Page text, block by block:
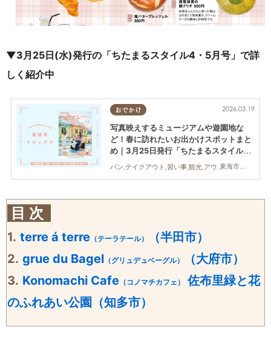
▼3月25日(水)発行の「ちたまるスタイル4・5月号」で詳
しく紹介中
おでかけ
東海市,大府市,知多市,東浦町,阿久比町,半田市,常滑市,武豊町,美浜町,南知多町
2026.03.19
写真映えするミュージアムや遊園地な
ど！春に訪れたいお出かけスポットまと
め｜3月25日発行「ちたまるスタイル
4・5月号」見ドコロ解説
パン,テイクアウト,習い事,観光,アウトドア,季節ネタ,ちたまるスタイル掲載店
目 次
1. terre á terre （テーラテール）
（半田市）
2. grue du Bagel （グリュデュベーグル）
（大府市）
3. Konomachi Cafe （コノマチカフェ）
佐布里緑と花
のふれあい公園（知多市）